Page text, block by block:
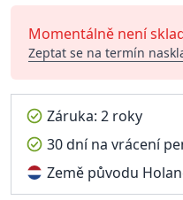
Momentálně není
Zeptat se na termín
Záruka: 2 roky
30 dní na vrácení
Země původu